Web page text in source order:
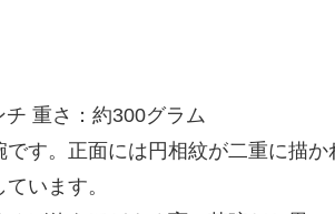
重さ：約300グラム
す。正面には円相紋が二重に描
います。